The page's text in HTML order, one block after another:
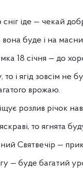
іде — чекай
вона буде і на
18 січня — до
і ягід зовсім не
врожаю.
розлив річок
то ягнята
Святвечір —
— буде багатий